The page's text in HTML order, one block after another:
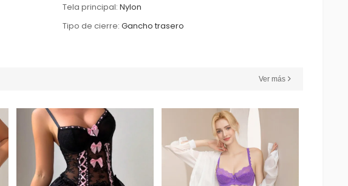
Tela principal: Nylon
Tipo de cierre: Gancho trasero
Ver más